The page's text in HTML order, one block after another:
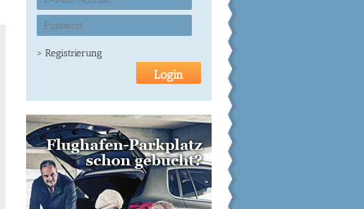
> Registrierung